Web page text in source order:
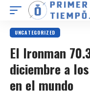
UNCATEGORIZED
El Ironman
diciembre a
en el mundo